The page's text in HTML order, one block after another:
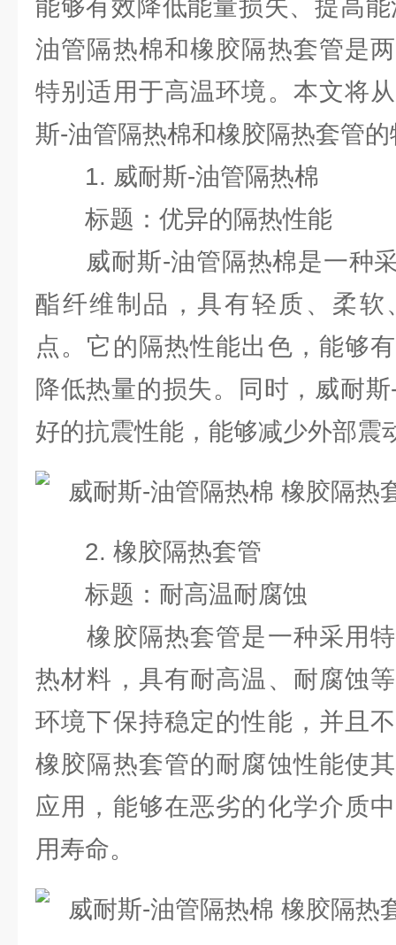
能够有效降低能量损失、提高
油管隔热棉和橡胶隔热套管是
特别适用于高温环境。本文将
斯-油管隔热棉和橡胶隔热套管
1. 威耐斯-油管隔热棉
标题：优异的隔热性能
威耐斯-油管隔热棉是一种采
酯纤维制品，具有轻质、柔软
点。它的隔热性能出色，能够
降低热量的损失。同时，威耐
好的抗震性能，能够减少外部震
2. 橡胶隔热套管
标题：耐高温耐腐蚀
橡胶隔热套管是一种采用特
热材料，具有耐高温、耐腐蚀
环境下保持稳定的性能，并且
橡胶隔热套管的耐腐蚀性能使
应用，能够在恶劣的化学介质
用寿命。